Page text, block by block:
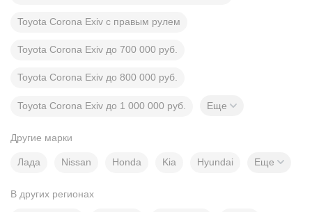
Toyota Corona Exiv с правым рулем
Toyota Corona Exiv до 700 000 руб.
Toyota Corona Exiv до 800 000 руб.
Toyota Corona Exiv до 1 000 000 руб. Еще
Другие марки
Лада Nissan Honda Kia Hyundai Еще
В других регионах